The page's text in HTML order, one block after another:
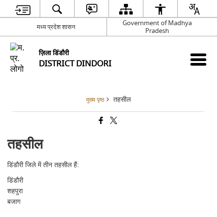
मध्य प्रदेश शासन
Government of Madhya
Pradesh
ज़िला डिंडौरी
DISTRICT DINDORI
मुख्य पृष्ठ तहसील
तहसील
डिंडौरी जिले में तीन तहसील हैं:
डिंडौरी
शहपुरा
बजाग